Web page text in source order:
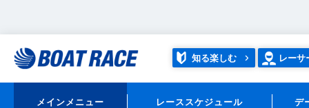
知る楽しむ レーサ
メインメニュー レーススケジュール デ